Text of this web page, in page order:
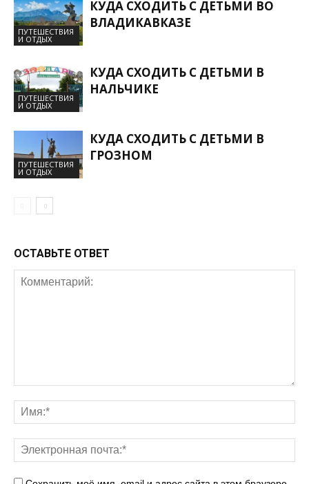
ПУТЕШЕСТВИЯ
И ОТДЫХ
КУДА СХОДИТЬ С ДЕТЬМИ ВО
ВЛАДИКАВКАЗЕ
ПУТЕШЕСТВИЯ
И ОТДЫХ
КУДА СХОДИТЬ С ДЕТЬМИ В
НАЛЬЧИКЕ
ПУТЕШЕСТВИЯ
И ОТДЫХ
КУДА СХОДИТЬ С ДЕТЬМИ В
ГРОЗНОМ
ОСТАВЬТЕ ОТВЕТ